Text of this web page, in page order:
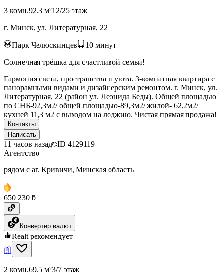
3 комн.92.3 м²12/25 этаж
г. Минск, ул. Литературная, 22
Парк Челюскинцев 10 минут
Солнечная трёшка для счастливой семьи!
Гармония света, пространства и уюта. 3-комнатная квартира с
панорамными видами и дизайнерским ремонтом. г. Минск, ул.
Литературная, 22 (район ул. Леонида Беды). Общей площадью
по СНБ-92,3м2/ общей площадью-89,3м2/ жилой- 62,2м2/
кухней 11,3 м2 с выходом на лоджию. Чистая прямая продажа!
Контакты
Написать
11 часов назад ID 4129119
Агентство
рядом с аг. Кривичи, Минская область
650 230 ƃ
Конвертер валют
Realt рекомендует
2 комн.69.5 м²3/7 этаж